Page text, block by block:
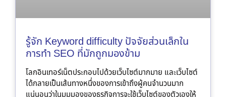
รู้จัก Keyword difficulty ปัจจัยส่วนเล็กใน
การทำ SEO ที่มักถูกมองข้าม
โลกอินเทอร์เน็ตประกอบไปด้วยเว็บไซต์มากมาย และเว็บไซต์
ได้กลายเป็นเส้นทางหนึ่งของการเข้าถึงผู้คนจำนวนมาก
แน่นอนว่าในมุมมองของธุรกิจการจะใช้เว็บไซต์ของตัวเองให้